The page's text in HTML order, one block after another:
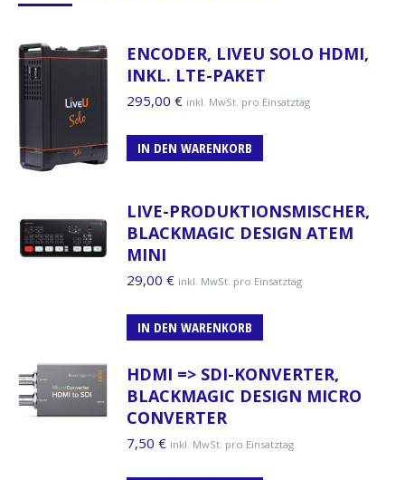
ENCODER, LIVEU SOLO HDMI,
INKL. LTE-PAKET
295,00 € inkl. MwSt. pro Einsatztag
IN DEN WARENKORB
LIVE-PRODUKTIONSMISCHER,
BLACKMAGIC DESIGN ATEM
MINI
29,00 € inkl. MwSt. pro Einsatztag
IN DEN WARENKORB
HDMI => SDI-KONVERTER,
BLACKMAGIC DESIGN MICRO
CONVERTER
7,50 € inkl. MwSt. pro Einsatztag